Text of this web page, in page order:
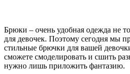
Брюки – очень удобная одежда не
для девочек. Поэтому сегодня мы
стильные брючки для вашей
сможете смоделировать и сшить
нужно лишь приложить фантазию.